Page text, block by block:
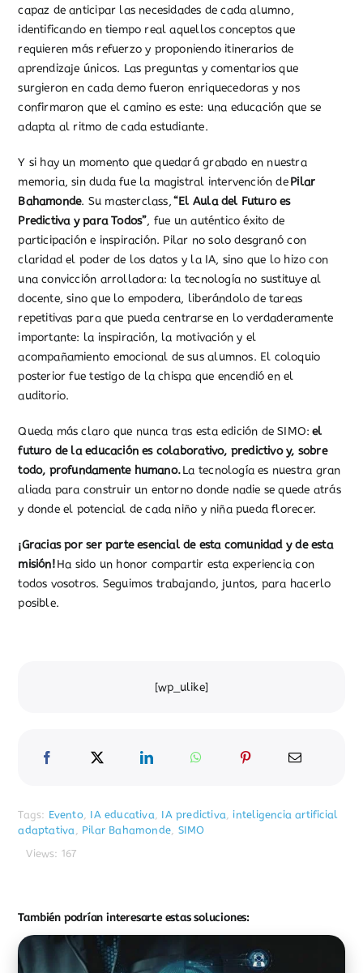
capaz de anticipar las necesidades de cada alumno,
identificando en tiempo real aquellos conceptos que
requieren más refuerzo y proponiendo itinerarios de
aprendizaje únicos. Las preguntas y comentarios que
surgieron en cada demo fueron enriquecedoras y nos
confirmaron que el camino es este: una educación que se
adapta al ritmo de cada estudiante.
Y si hay un momento que quedará grabado en nuestra
memoria, sin duda fue la magistral intervención dePilar
Bahamonde. Su masterclass,“El Aula del Futuro es
Predictiva y para Todos”, fue un auténtico éxito de
participación e inspiración. Pilar no solo desgranó con
claridad el poder de los datos y la IA, sino que lo hizo con
una convicción arrolladora: la tecnología no sustituye al
docente, sino que lo empodera, liberándolo de tareas
repetitivas para que pueda centrarse en lo verdaderamente
importante: la inspiración, la motivación y el
acompañamiento emocional de sus alumnos. El coloquio
posterior fue testigo de la chispa que encendió en el
auditorio.
Queda más claro que nunca tras esta edición de SIMO: el
futuro de la educación es colaborativo, predictivo y, sobre
todo, profundamente humano.La tecnología es nuestra gran
aliada para construir un entorno donde nadie se quede atrás
y donde el potencial de cada niño y niña pueda florecer.
¡Gracias por ser parte esencial de esta comunidad y de esta
misión!Ha sido un honor compartir esta experiencia con
todos vosotros. Seguimos trabajando, juntos, para hacerlo
posible.
[wp_ulike]
Tags: Evento, IA educativa, IA predictiva, inteligencia artificial
adaptativa, Pilar Bahamonde, SIMO
Views: 167
También podrían interesarte estas soluciones: